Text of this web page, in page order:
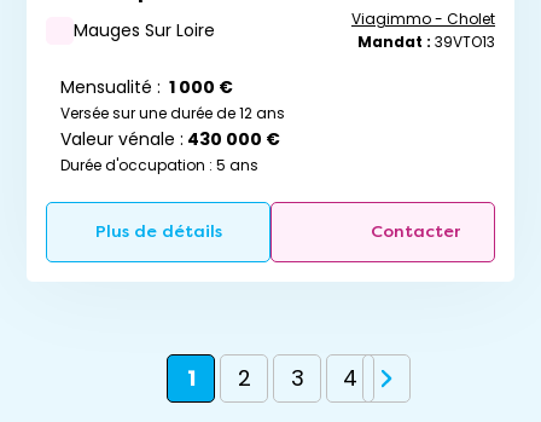
Mauges Sur Loire
Viagimmo - Cholet
Mandat : 39VTO13
Mensualité : 1 000 €
Versée sur une durée de 12 ans
Valeur vénale : 430 000 €
Durée d'occupation : 5 ans
Plus de détails Contacter
1 2 3 4